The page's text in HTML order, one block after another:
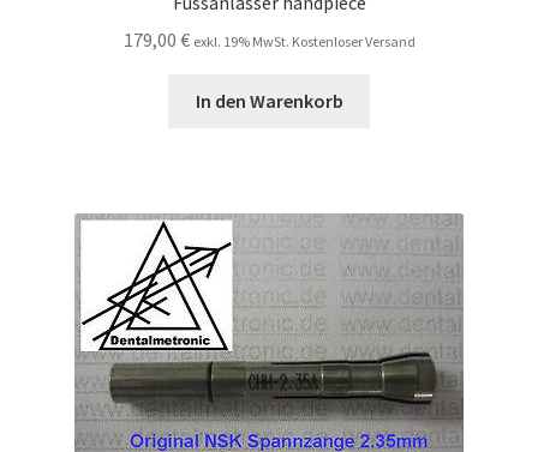
179,00 € exkl. 19% MwSt. Kostenloser Versand
In den Warenkorb